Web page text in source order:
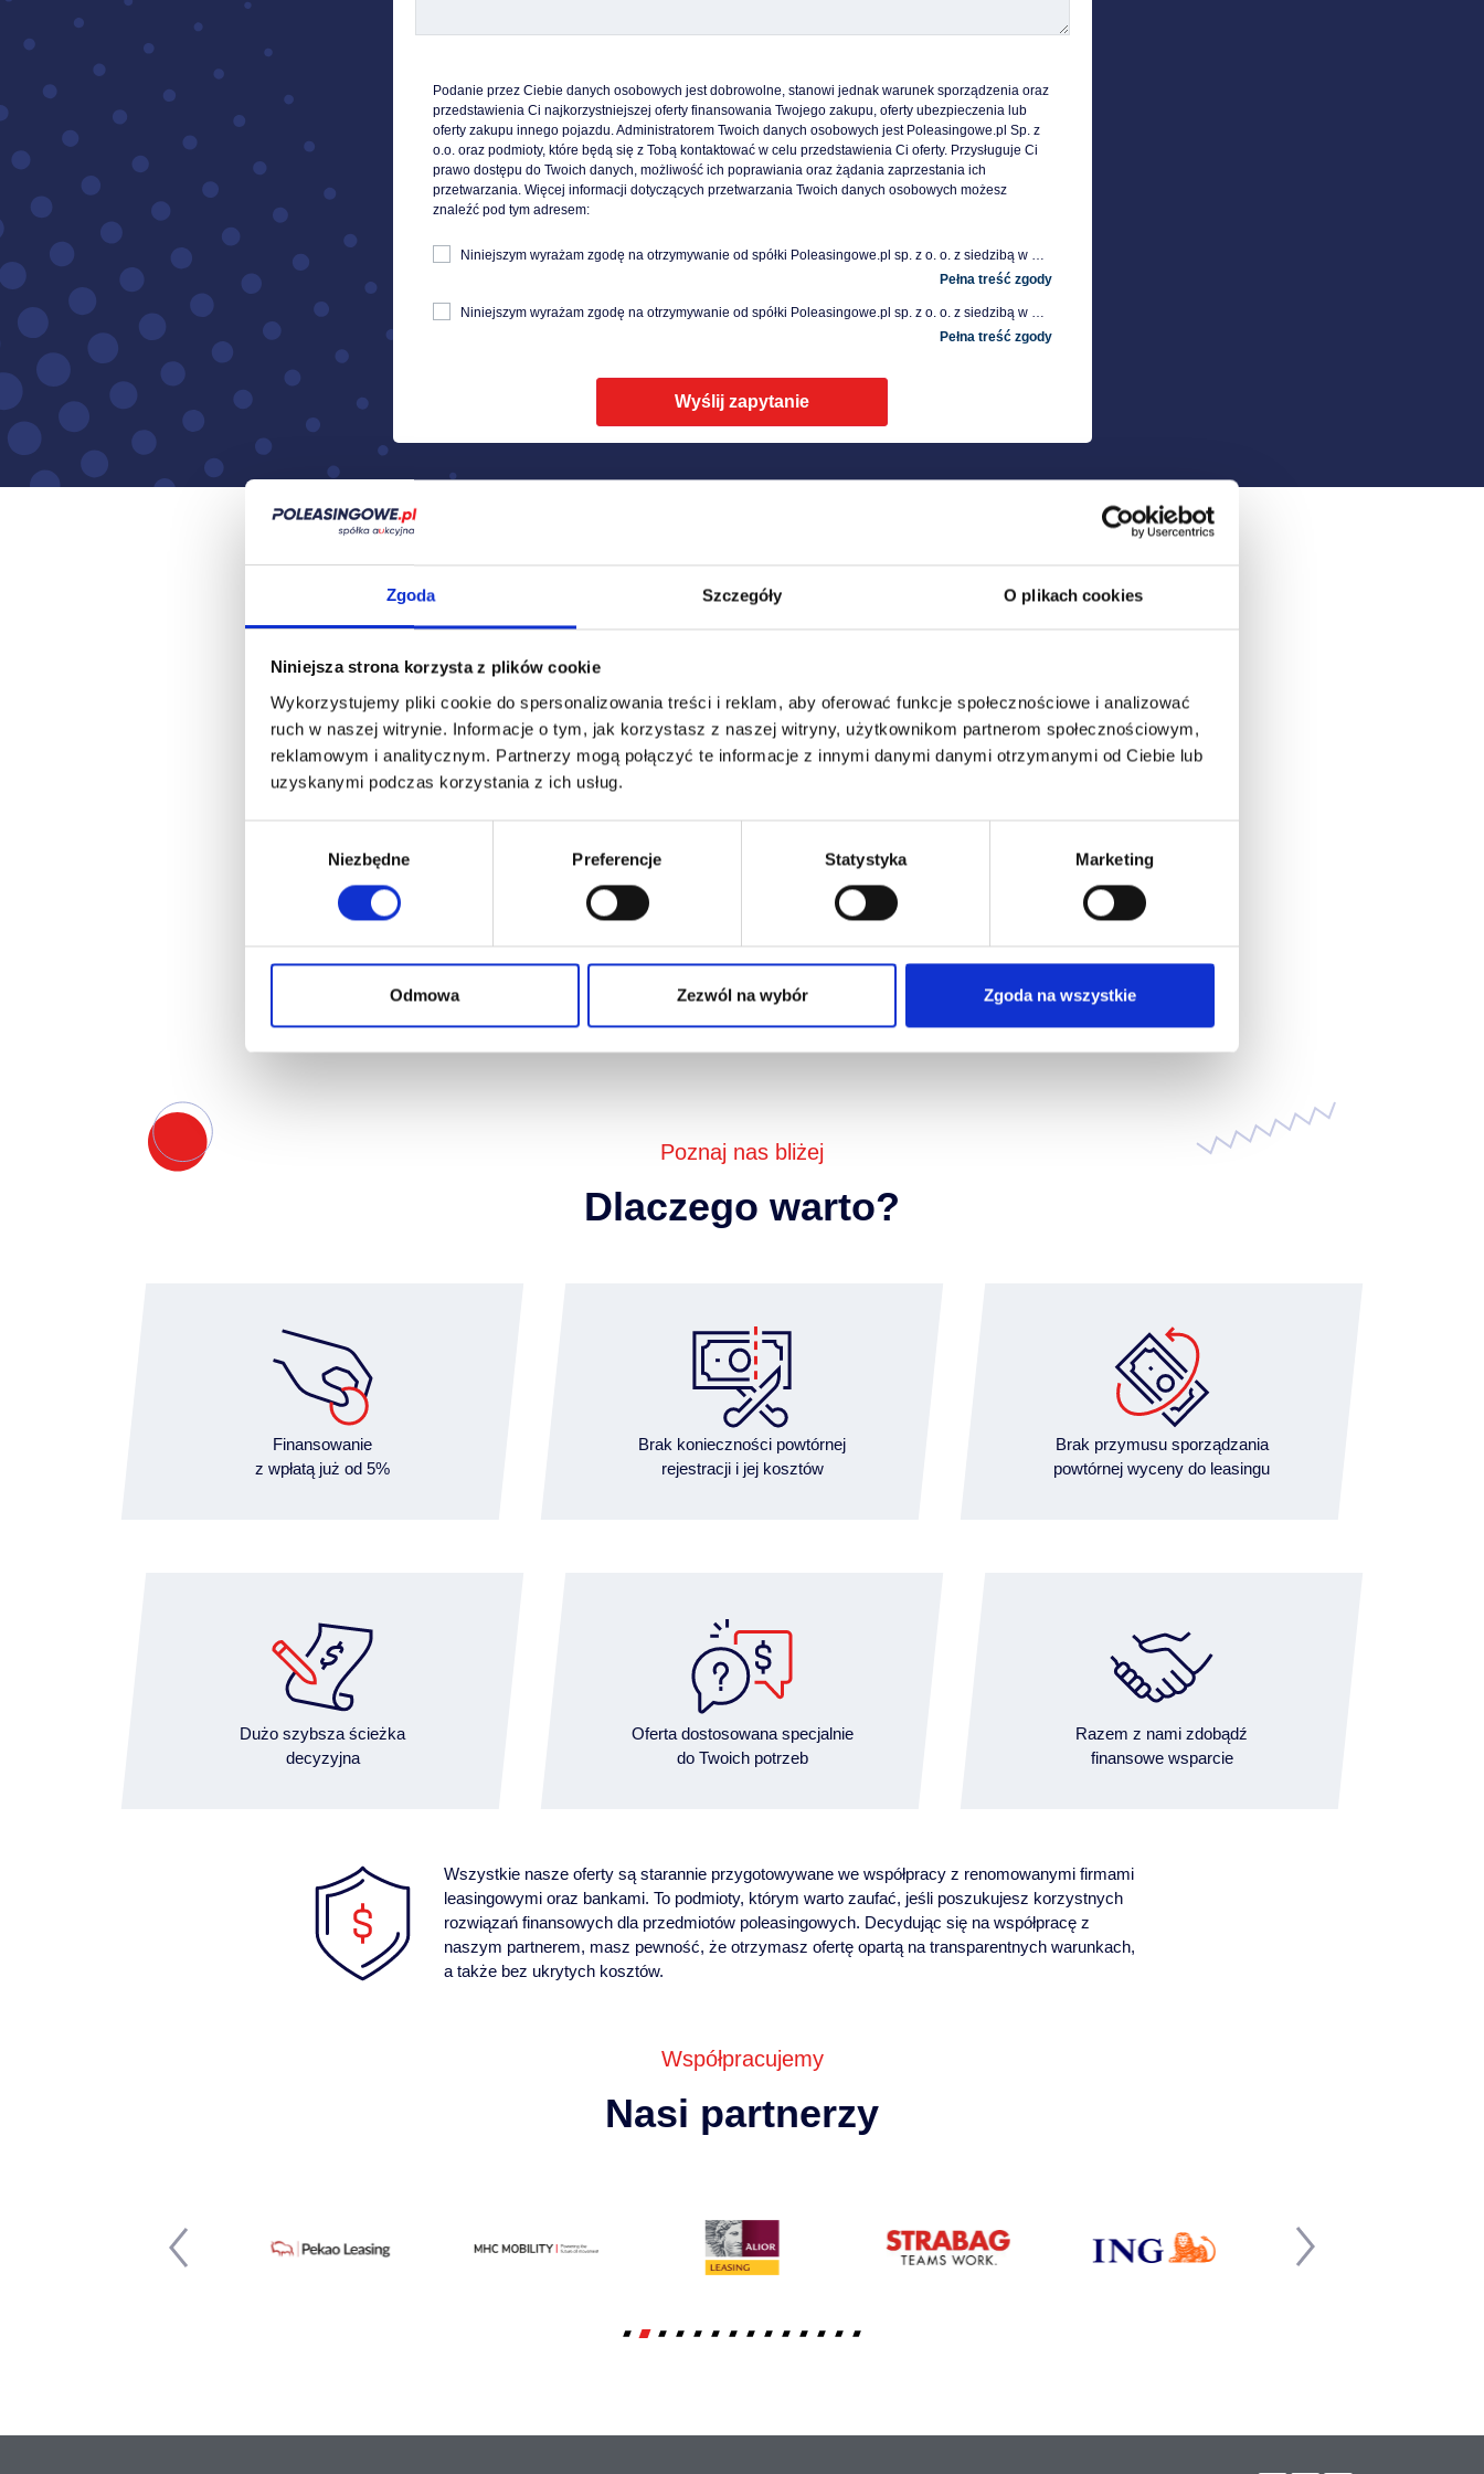
Zgoda Szczegóły O plikach cookies
Niniejsza strona korzysta z plików cookie
Wykorzystujemy pliki cookie do spersonalizowania treści i reklam, aby oferować funkcje społecznościowe i analizować
ruch w naszej witrynie. Informacje o tym, jak korzystasz z naszej witryny, użytkownikom partnerom społecznościowym,
reklamowym i analitycznym. Partnerzy mogą połączyć te informacje z innymi danymi danymi otrzymanymi od Ciebie lub
uzyskanymi podczas korzystania z ich usług.
Niezbędne Preferencje Statystyka Marketing
Odmowa Zezwól na wybór Zgoda na wszystkie
Podanie przez Ciebie danych osobowych jest dobrowolne, stanowi jednak warunek sporządzenia oraz
przedstawienia Ci najkorzystniejszej oferty finansowania Twojego zakupu, oferty ubezpieczenia lub
oferty zakupu innego pojazdu. Administratorem Twoich danych osobowych jest Poleasingowe.pl Sp. z
o.o. oraz podmioty, które będą się z Tobą kontaktować w celu przedstawienia Ci oferty. Przysługuje Ci
prawo dostępu do Twoich danych, możliwość ich poprawiania oraz żądania zaprzestania ich
przetwarzania. Więcej informacji dotyczących przetwarzania Twoich danych osobowych możesz
znaleźć pod tym adresem:
Niniejszym wyrażam zgodę na otrzymywanie od spółki Poleasingowe.pl sp. z o. o. z siedzibą w Komornikach, przy ul. Lipowej 2, 55-300 Środa Śląska, informacji handlowej, w tym w zakresie ofert specjalnych i promocji produktów, przesyłanej za pośrednictwem e-mail na moje telekomunikacyjne urządzenia końcowe (np. komputer, smartfon, tablet itp.).
Niniejszym wyrażam zgodę na otrzymywanie od spółki Poleasingowe.pl sp. z o. o. z siedzibą w Komornikach, przy ul. Lipowej 2, 55-300 Środa Śląska, informacji handlowej, w tym w zakresie ofert specjalnych i promocji produktów, przesyłanej za pośrednictwem SMS oraz innych form komunikacji elektronicznej, na moje telekomunikacyjne urządzenia końcowe (np. komputer, smartfon, tablet itp.).
Sprawdź
Jak to działa?
Zbieramy od Ciebie
informacje niezbędne
finansowania
Przedstawimy Ci
najkorzystniejszą ofertę
banku
Poznaj nas bliżej
Dlaczego warto?
Finansowanie
z wpłatą już od 5%
Brak konieczności powtórnej
rejestracji i jej kosztów
Brak przymusu sporządzania
powtórnej wyceny do leasingu
Dużo szybsza ścieżka
decyzyjna
Oferta dostosowana specjalnie
do Twoich potrzeb
Razem z nami zdobądź
finansowe wsparcie
Wszystkie nasze oferty są starannie przygotowywane we współpracy z renomowanymi firmami
leasingowymi oraz bankami. To podmioty, którym warto zaufać, jeśli poszukujesz korzystnych
rozwiązań finansowych dla przedmiotów poleasingowych. Decydując się na współpracę z
naszym partnerem, masz pewność, że otrzymasz ofertę opartą na transparentnych warunkach,
a także bez ukrytych kosztów.
Współpracujemy
Nasi partnerzy